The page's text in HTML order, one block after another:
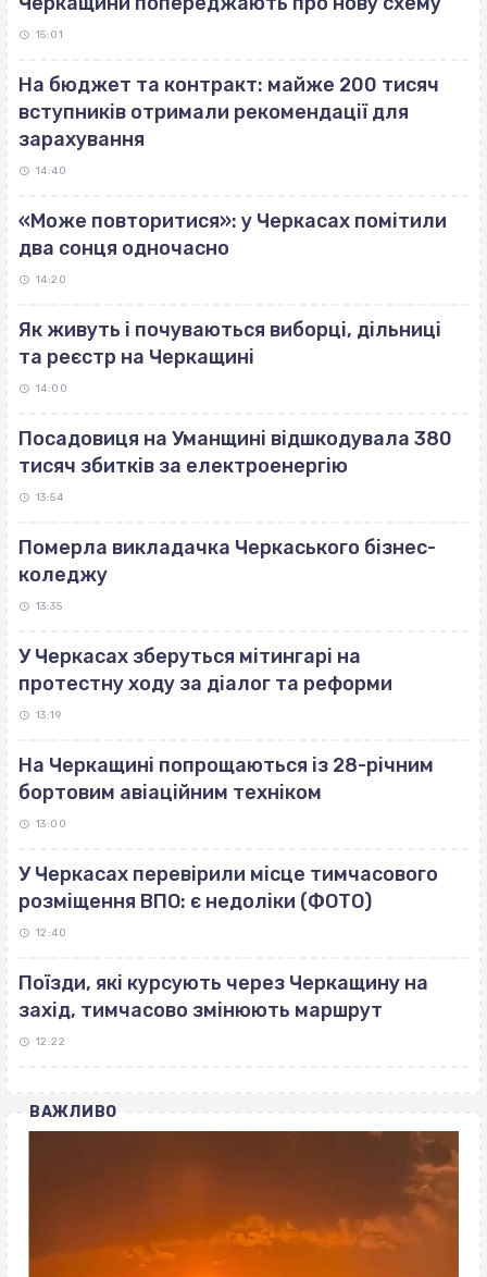
15:01
На бюджет та контракт: майже 200 тисяч
вступників отримали рекомендації для
зарахування
14:40
«Може повторитися»: у Черкасах помітили
два сонця одночасно
14:20
Як живуть і почуваються виборці, дільниці
та реєстр на Черкащині
14:00
Посадовиця на Уманщині відшкодувала 380
тисяч збитків за електроенергію
13:54
Померла викладачка Черкаського бізнес-
коледжу
13:35
У Черкасах зберуться мітингарі на
протестну ходу за діалог та реформи
13:19
На Черкащині попрощаються із 28-річним
бортовим авіаційним техніком
13:00
У Черкасах перевірили місце тимчасового
розміщення ВПО: є недоліки (ФОТО)
12:40
Поїзди, які курсують через Черкащину на
захід, тимчасово змінюють маршрут
12:22
ВАЖЛИВО